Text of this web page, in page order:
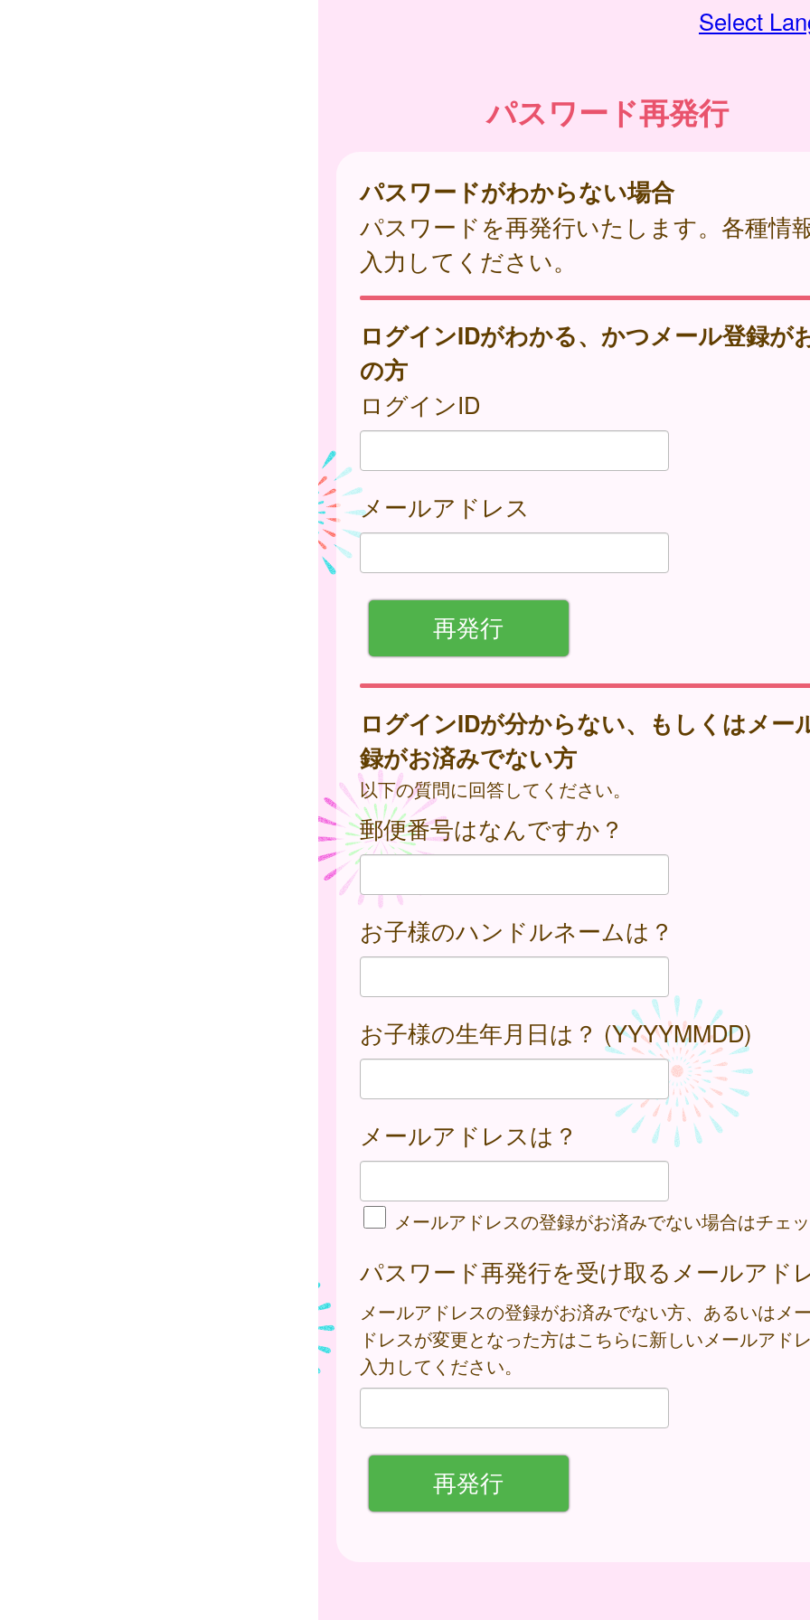
Select
パスワード再発行
パスワードがわからない場合
パスワードを再発行いたします。各種情
入力してください。
ログインIDがわかる、かつメール登録が
の方
ログインID
メールアドレス
ログインIDが分からない、もしくはメー
録がお済みでない方
以下の質問に回答してください。
郵便番号はなんですか？
お子様のハンドルネームは？
お子様の生年月日は？ (YYYYMMDD)
メールアドレスは？
メールアドレスの登録がお済みでない場合はチェ
パスワード再発行を受け取るメールアド
メールアドレスの登録がお済みでない方、あるいはメ
ドレスが変更となった方はこちらに新しいメールアド
入力してください。